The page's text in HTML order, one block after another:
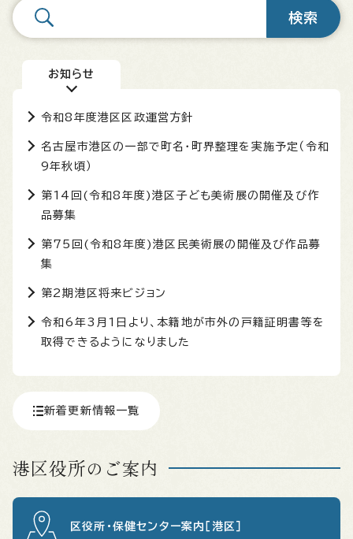
お知らせ
令和8年度港区区政運営方針
名古屋市港区の一部で町名・町界整理を実施予定（令和
9年秋頃）
第14回(令和8年度)港区子ども美術展の開催及び作
品募集
第75回(令和8年度)港区民美術展の開催及び作品募
集
第2期港区将来ビジョン
令和6年3月1日より、本籍地が市外の戸籍証明書等を
取得できるようになりました
新着更新情報一覧
港区役所のご案内
区役所・保健センター案内［港区］